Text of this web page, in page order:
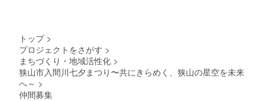
トップ >
プロジェクトをさがす >
まちづくり・地域活性化 >
狭山市入間川七夕まつり〜共にきらめく、狭山の星空を未来
へ～ >
仲間募集